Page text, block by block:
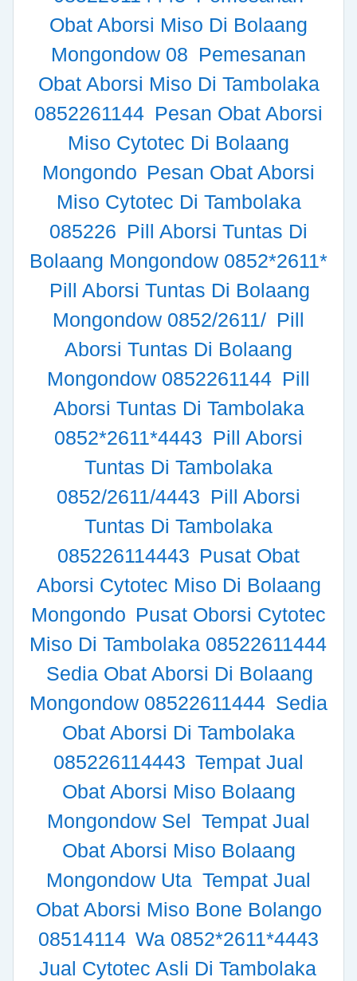
Obat Aborsi Miso Di Bolaang
Mongondow 08 Pemesanan
Obat Aborsi Miso Di Tambolaka
0852261144 Pesan Obat Aborsi
Miso Cytotec Di Bolaang
Mongondo Pesan Obat Aborsi
Miso Cytotec Di Tambolaka
085226 Pill Aborsi Tuntas Di
Bolaang Mongondow 0852*2611*
Pill Aborsi Tuntas Di Bolaang
Mongondow 0852/2611/ Pill
Aborsi Tuntas Di Bolaang
Mongondow 0852261144 Pill
Aborsi Tuntas Di Tambolaka
0852*2611*4443 Pill Aborsi
Tuntas Di Tambolaka
0852/2611/4443 Pill Aborsi
Tuntas Di Tambolaka
085226114443 Pusat Obat
Aborsi Cytotec Miso Di Bolaang
Mongondo Pusat Oborsi Cytotec
Miso Di Tambolaka 08522611444
Sedia Obat Aborsi Di Bolaang
Mongondow 08522611444 Sedia
Obat Aborsi Di Tambolaka
085226114443 Tempat Jual
Obat Aborsi Miso Bolaang
Mongondow Sel Tempat Jual
Obat Aborsi Miso Bolaang
Mongondow Uta Tempat Jual
Obat Aborsi Miso Bone Bolango
08514114 Wa 0852*2611*4443
Jual Cytotec Asli Di Tambolaka